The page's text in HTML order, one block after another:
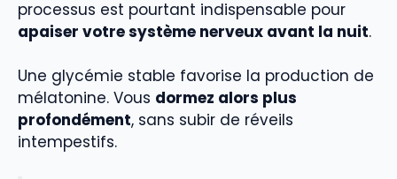
processus est pourtant indispensable pour
apaiser votre système nerveux avant la nuit.
Une glycémie stable favorise la production de
mélatonine. Vous dormez alors plus
profondément, sans subir de réveils
intempestifs.